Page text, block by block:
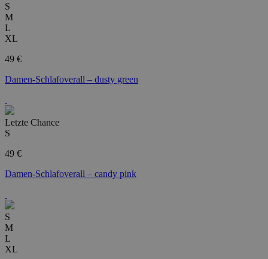
S
M
L
XL
49 €
Damen-Schlafoverall – dusty green
Letzte Chance
S
49 €
Damen-Schlafoverall – candy pink
S
M
L
XL